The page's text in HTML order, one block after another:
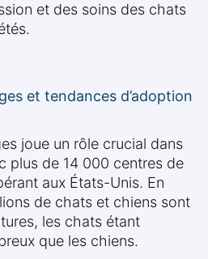
et des soins des chats
et tendances d’adoption
joue un rôle crucial dans
plus de 14 000 centres de
aux États-Unis. En
de chats et chiens sont
les chats étant
que les chiens.